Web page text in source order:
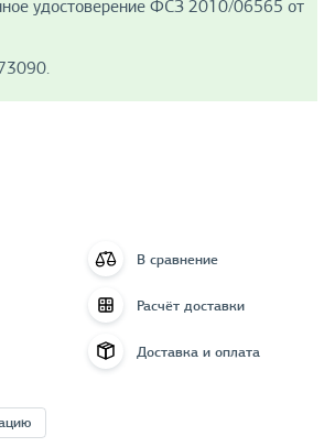
удостоверение ФСЗ 2010/06565 от
В сравнение
Расчёт доставки
Доставка и оплата